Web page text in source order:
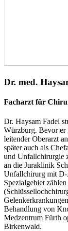
Dr. med.
Facharzt für
Dr. Haysam Fadel
Würzburg. Bevor
leitender Oberarzt
später auch als
und Unfallchirurgie
an die Juraklinik
Unfallchirurg mit
Spezialgebiet
Behandlung von
Medzentrum Fürth
Birkenwald.